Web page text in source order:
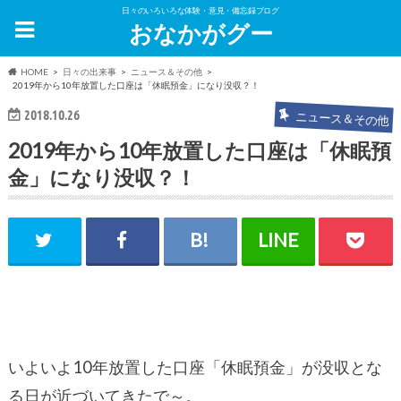
日々のいろいろな体験・意見・備忘録ブログ
おなかがグー
HOME 日々の出来事
ニュース＆その他
2019年から10年放置した口座は「休眠預金」になり没収？！
2018.10.26 ニュース＆その他
2019年から10年放置した口座は「休眠預
金」になり没収？！
いよいよ10年放置した口座「休眠預金」が没収とな
る日が近づいてきたで～。